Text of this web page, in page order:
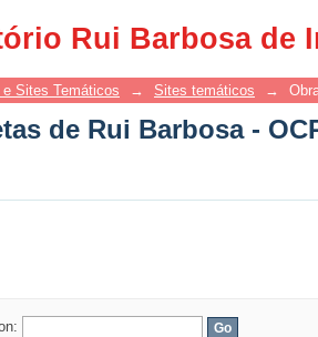
Rui Barbosa de
de Rui Barbosa -
e Sites Temáticos → Sites temáticos →
de Rui Barbosa -